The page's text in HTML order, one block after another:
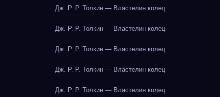
Дж. Р. Р. Толкин — Властелин колец
Дж. Р. Р. Толкин — Властелин колец
Дж. Р. Р. Толкин — Властелин колец
Дж. Р. Р. Толкин — Властелин колец
Дж. Р. Р. Толкин — Властелин колец